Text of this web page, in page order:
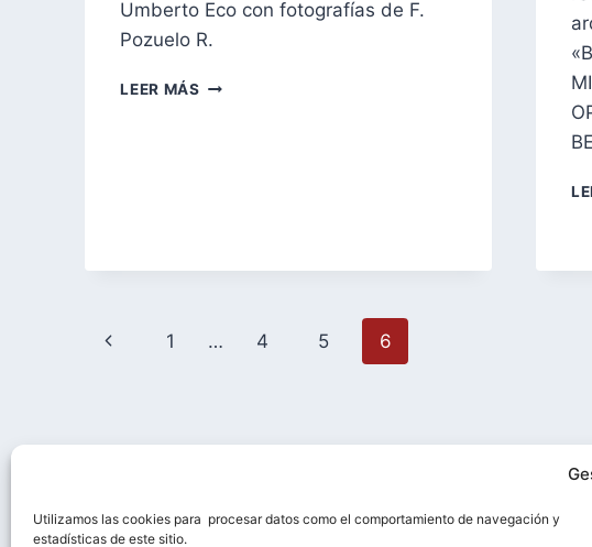
Utilizamos las cookies para procesar datos como el comportamiento de navegación y
estadísticas de este sitio.
Umberto Eco con fotografías de F.
Pozuelo R.
LEER MÁS LA
“EL
Navegación
Página
1 … 4 5 6
Esta obra está bajo unalicencia